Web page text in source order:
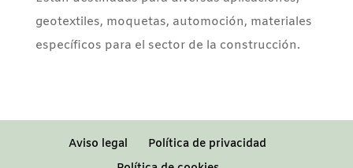
geotextiles, moquetas, automoción, materiales
específicos para el sector de la construcción.
Aviso legal
Política de privacidad